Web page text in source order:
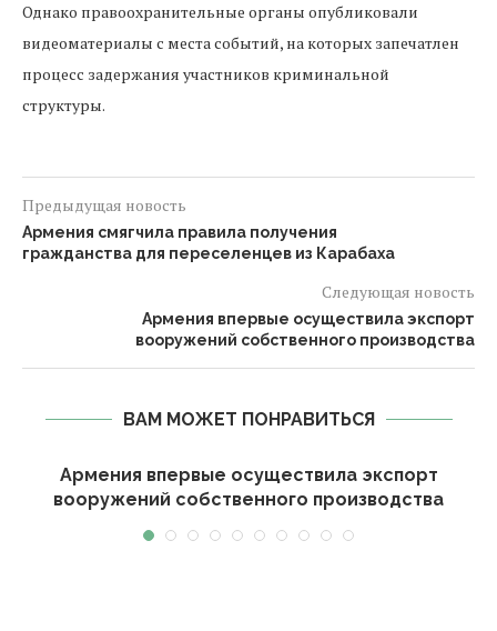
Однако правоохранительные органы опубликовали
видеоматериалы с места событий, на которых запечатлен
процесс задержания участников криминальной
структуры.
Предыдущая новость
Армения смягчила правила получения
гражданства для переселенцев из Карабаха
Следующая новость
Армения впервые осуществила экспорт
вооружений собственного производства
ВАМ МОЖЕТ ПОНРАВИТЬСЯ
Армения впервые осуществила экспорт
вооружений собственного производства